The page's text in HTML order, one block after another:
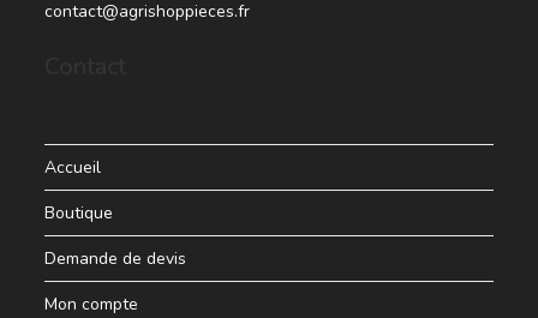
contact@agrishoppieces.fr
Accueil
Boutique
Demande de devis
Mon compte